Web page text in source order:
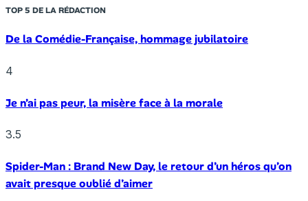
TOP 5 DE LA RÉDACTION
De la Comédie-Française, hommage jubilatoire
4
Je n’ai pas peur, la misère face à la morale
3.5
Spider-Man : Brand New Day, le retour d’un héros qu’on
avait presque oublié d’aimer